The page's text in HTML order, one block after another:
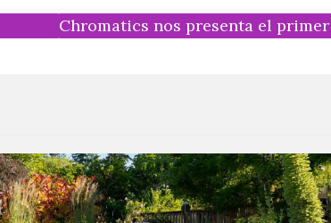
Chromatics nos presenta el